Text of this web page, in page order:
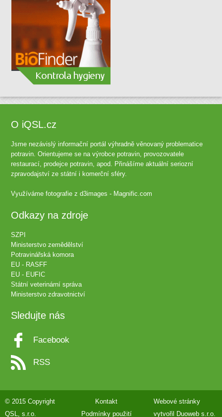
O iQSL.cz
Jsme nezávislý informační portál výhradně věnovaný problematice
potravin. Orientujeme se na výrobce potravin, provozovatele
restaurací, prodejce potravin, apod. Přinášíme aktuální seriozní
zpravodajství ze státní i komerční sféry.
Využíváme fotografie zd3images - Magnific.com
Odkazy na zdroje
SZPI
Ministerstvo zemědělství
Potravinářská komora
EU - RASFF
EU - EUFIC
Státní veterinární správa
Ministerstvo zdravotnictví
Sledujte nás
Facebook
RSS
© 2015 Copyright
QSL, s.r.o.
Kontakt
Podmínky použití
Webové stránky
vytvořil
Duoweb s.r.o.